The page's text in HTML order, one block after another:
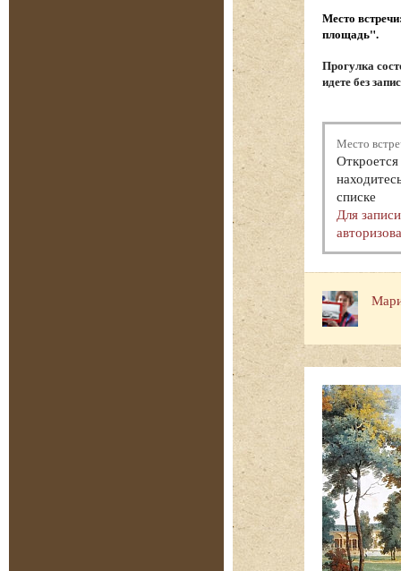
Место
площадь".
Прогулка
идете без
Место
списке
Для